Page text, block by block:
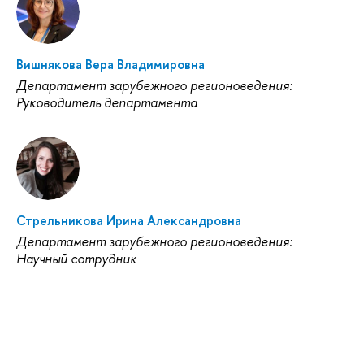
Вишнякова Вера Владимировна
Департамент зарубежного регионоведения:
Руководитель департамента
Стрельникова Ирина Александровна
Департамент зарубежного регионоведения:
Научный сотрудник